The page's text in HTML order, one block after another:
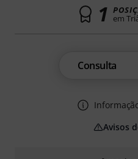
1 em
Consulta
Avisos